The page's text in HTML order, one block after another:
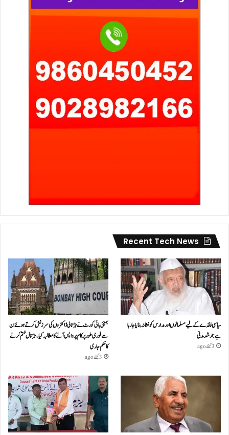
Recent Tech News
سیاسی فائدے کے لیے مسلمانوں اور مدارس کو نشانہ بنایا جا رہا
ہے: ارشد مدنی
3 گھنٹے ago
بمبئی ہائی کورٹ نے ہڑتالی ڈاکٹروں کی سرزنش کرتے ہوئے ان
سے فوری طور پر کام پر واپس آنے کا مطالبہ کیا۔ہڑتال ختم کرنے
کا حکم جاری
3 گھنٹے ago